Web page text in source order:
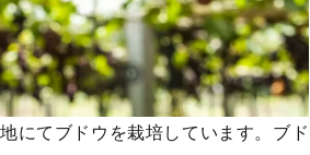
にてブドウを栽培しています。ブド